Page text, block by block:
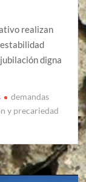
realizan
digna
demandas
y precariedad